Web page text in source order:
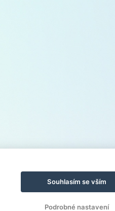
Souhlasím se vším
Podrobné nastavení